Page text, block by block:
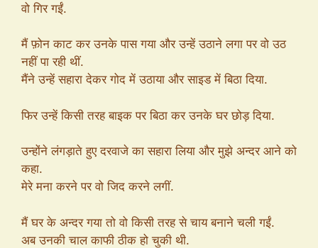
वो गिर गईं.
मैं फ़ोन काट कर उनके पास गया और उन्हें उठाने लगा पर वो उठ
नहीं पा रही थीं.
मैंने उन्हें सहारा देकर गोद में उठाया और साइड में बिठा दिया.
फिर उन्हें किसी तरह बाइक पर बिठा कर उनके घर छोड़ दिया.
उन्होंने लंगड़ाते हुए दरवाजे का सहारा लिया और मुझे अन्दर आने को
कहा.
मेरे मना करने पर वो जिद करने लगीं.
मैं घर के अन्दर गया तो वो किसी तरह से चाय बनाने चली गईं.
अब उनकी चाल काफी ठीक हो चुकी थी.